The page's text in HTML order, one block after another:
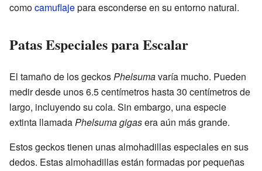
comocamuflajepara esconderse en su entorno natural.
Patas Especiales para Escalar
El tamaño de los geckosPhelsumavaría mucho. Pueden
medir desde unos 6.5 centímetros hasta 30 centímetros de
largo, incluyendo su cola. Sin embargo, una especie
extinta llamadaPhelsuma gigasera aún más grande.
Estos geckos tienen unas almohadillas especiales en sus
dedos. Estas almohadillas están formadas por pequeñas